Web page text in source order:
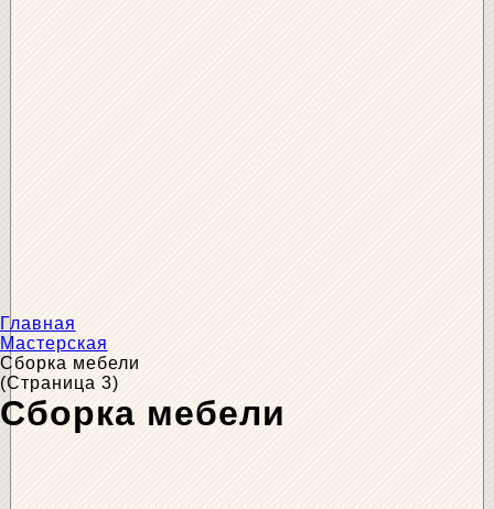
Главная
Мастерская
Сборка мебели
(Страница 3)
Сборка мебели